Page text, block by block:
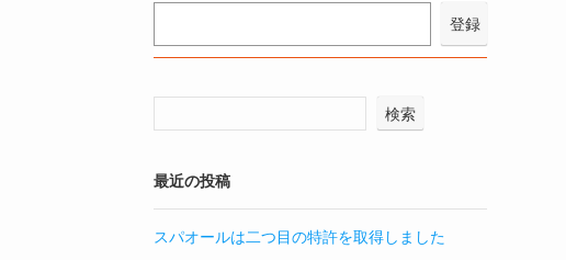
検索
最近の投稿
スパオールは二つ目の特許を取得しました